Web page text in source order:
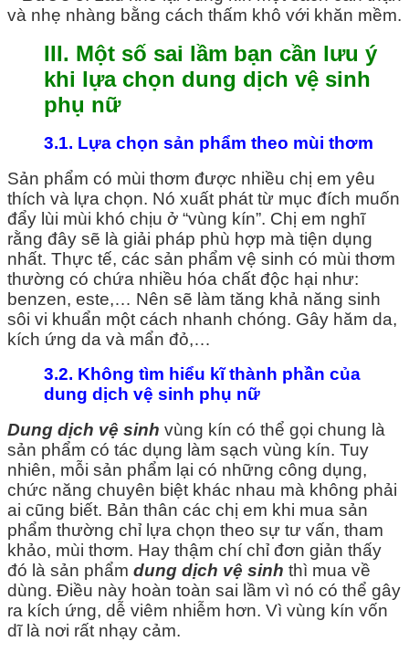
và nhẹ nhàng bằng cách thấm khô với khăn mềm.
III. Một số sai lầm bạn cần lưu ý
khi lựa chọn dung dịch vệ sinh
phụ nữ
3.1. Lựa chọn sản phẩm theo mùi thơm
Sản phẩm có mùi thơm được nhiều chị em yêu
thích và lựa chọn. Nó xuất phát từ mục đích muốn
đẩy lùi mùi khó chịu ở “vùng kín”. Chị em nghĩ
rằng đây sẽ là giải pháp phù hợp mà tiện dụng
nhất. Thực tế, các sản phẩm vệ sinh có mùi thơm
thường có chứa nhiều hóa chất độc hại như:
benzen, este,… Nên sẽ làm tăng khả năng sinh
sôi vi khuẩn một cách nhanh chóng. Gây hăm da,
kích ứng da và mẩn đỏ,…
3.2. Không tìm hiểu kĩ thành phần của
dung dịch vệ sinh phụ nữ
Dung dịch vệ sinh vùng kín có thể gọi chung là
sản phẩm có tác dụng làm sạch vùng kín. Tuy
nhiên, mỗi sản phẩm lại có những công dụng,
chức năng chuyên biệt khác nhau mà không phải
ai cũng biết. Bản thân các chị em khi mua sản
phẩm thường chỉ lựa chọn theo sự tư vấn, tham
khảo, mùi thơm. Hay thậm chí chỉ đơn giản thấy
đó là sản phẩm dung dịch vệ sinh thì mua về
dùng. Điều này hoàn toàn sai lầm vì nó có thể gây
ra kích ứng, dễ viêm nhiễm hơn. Vì vùng kín vốn
dĩ là nơi rất nhạy cảm.